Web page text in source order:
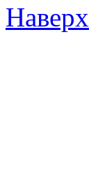
Наверх